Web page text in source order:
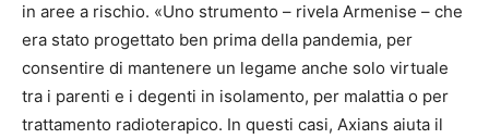
in aree a rischio. «Uno strumento – rivela Armenise – che
era stato progettato ben prima della pandemia, per
consentire di mantenere un legame anche solo virtuale
tra i parenti e i degenti in isolamento, per malattia o per
trattamento radioterapico. In questi casi, Axians aiuta il